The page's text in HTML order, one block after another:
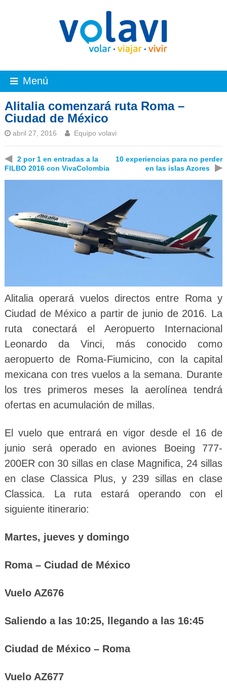
Menú
Alitalia comenzará ruta Roma –
Ciudad de México
abril 27, 2016 Equipo volavi
◀
2 por 1 en entradas a la
FILBO 2016 con VivaColombia
10 experiencias para no perder
en las islas Azores
▶
Alitalia operará vuelos directos entre Roma y
Ciudad de México a partir de junio de 2016. La
ruta conectará el Aeropuerto Internacional
Leonardo da Vinci, más conocido como
aeropuerto de Roma-Fiumicino, con la capital
mexicana con tres vuelos a la semana. Durante
los tres primeros meses la aerolínea tendrá
ofertas en acumulación de millas.
El vuelo que entrará en vigor desde el 16 de
junio será operado en aviones Boeing 777-
200ER con 30 sillas en clase Magnifica, 24 sillas
en clase Classica Plus, y 239 sillas en clase
Classica. La ruta estará operando con el
siguiente itinerario:
Martes, jueves y domingo
Roma – Ciudad de México
Vuelo AZ676
Saliendo a las 10:25, llegando a las 16:45
Ciudad de México – Roma
Vuelo AZ677